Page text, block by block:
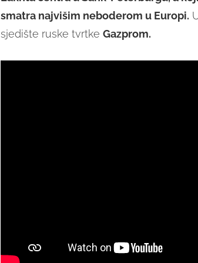
smatra najvišim neboderom u Europi.
sjedište ruske tvrtke Gazprom.